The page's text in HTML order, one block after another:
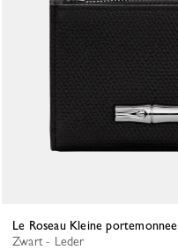
Le Roseau Kleine portemonnee
Zwart - Leder